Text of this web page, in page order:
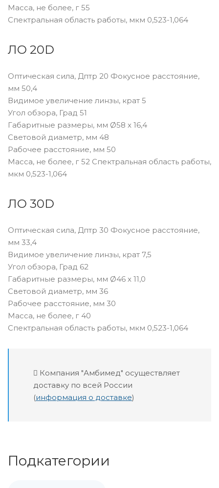
Масса, не более, г 55
Спектральная область работы, мкм 0,523-1,064
ЛО 20D
Оптическая сила, Дптр 20 Фокусное расстояние,
мм 50,4
Видимое увеличение линзы, крат 5
Угол обзора, Град 51
Габаритные размеры, мм Ø58 х 16,4
Световой диаметр, мм 48
Рабочее расстояние, мм 50
Масса, не более, г 52 Спектральная область работы,
мкм 0,523-1,064
ЛО 30D
Оптическая сила, Дптр 30 Фокусное расстояние,
мм 33,4
Видимое увеличение линзы, крат 7,5
Угол обзора, Град 62
Габаритные размеры, мм Ø46 х 11,0
Световой диаметр, мм 36
Рабочее расстояние, мм 30
Масса, не более, г 40
Спектральная область работы, мкм 0,523-1,064
Компания "Амбимед" осуществляет
доставку по всей России
(информация о доставке)
Подкатегории